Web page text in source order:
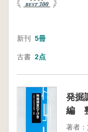
新刊 5冊
古書 2点
発掘
編
著者：